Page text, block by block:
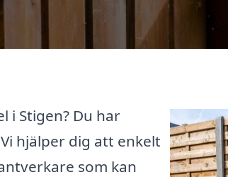
i Stigen? Du har
hjälper dig att enkelt
som kan